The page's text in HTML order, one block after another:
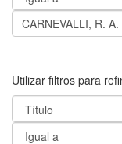
Utilizar filtros para